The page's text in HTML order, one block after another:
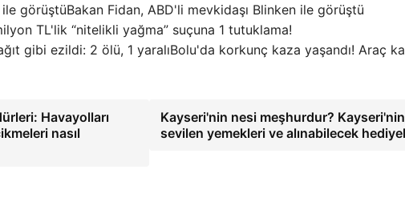
Bakan Fidan, ABD'li mevkidaşı Blinken ile görüştü
TL'lik “nitelikli yağma” suçuna 1 tutuklama!
Bolu'da korkunç kaza yaşandı! Araç
Havayolları
nasıl
Kayseri'nin nesi meşhurdur?
sevilen yemekleri ve alınabilecek